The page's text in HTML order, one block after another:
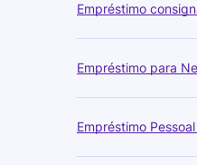
Empréstimo
Empréstimo para
Empréstimo